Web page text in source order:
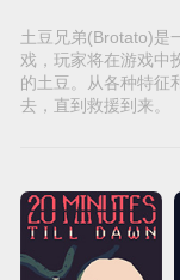
土豆兄弟(Brotato)是
戏，玩家将在游戏中
的土豆。从各种特征
去，直到救援到来。